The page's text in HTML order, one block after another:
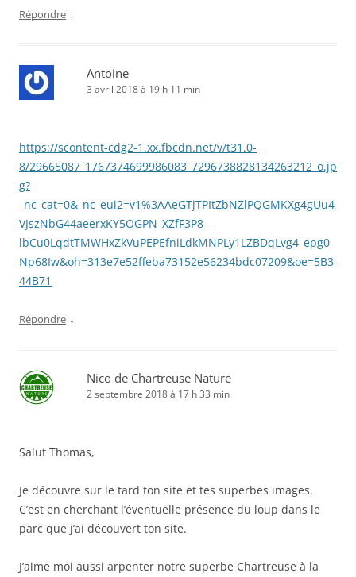
Répondre ↓
Antoine
3 avril 2018 à 19 h 11 min
https://scontent-cdg2-1.xx.fbcdn.net/v/t31.0-
8/29665087_1767374699986083_7296738828134263212_o.jp
g?
_nc_cat=0&_nc_eui2=v1%3AAeGTjTPItZbNZlPQGMKXg4gUu4
VJszNbG44aeerxKY5OGPN_XZfF3P8-
lbCu0LqdtTMWHxZkVuPEPEfniLdkMNPLy1LZBDqLvg4_epg0
Np68Iw&oh=313e7e52ffeba73152e56234bdc07209&oe=5B3
44B71
Répondre ↓
Nico de Chartreuse Nature
2 septembre 2018 à 17 h 33 min
Salut Thomas,
Je découvre sur le tard ton site et tes superbes images.
C’est en cherchant l’éventuelle présence du loup dans le
parc que j’ai découvert ton site.
J’aime moi aussi arpenter notre superbe Chartreuse à la